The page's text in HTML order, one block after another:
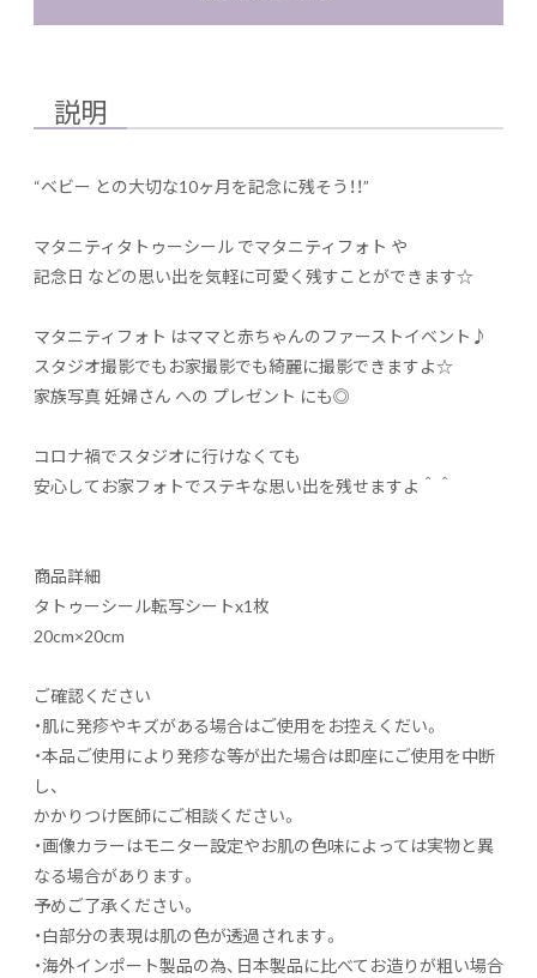
説明
“ベビー との大切な10ヶ月を記念に残そう！！”
マタニティタトゥーシール でマタニティフォト や
記念日 などの思い出を気軽に可愛く残すことができます☆
マタニティフォト はママと赤ちゃんのファーストイベント♪
スタジオ撮影でもお家撮影でも綺麗に撮影できますよ☆
家族写真 妊婦さん への プレゼント にも◎
コロナ禍でスタジオに行けなくても
安心してお家フォトでステキな思い出を残せますよ＾＾
商品詳細
タトゥーシール転写シートx1枚
20cm×20cm
ご確認ください
・肌に発疹やキズがある場合はご使用をお控えくだい。
・本品ご使用により発疹な等が出た場合は即座にご使用を中断
し、
かかりつけ医師にご相談ください。
・画像カラーはモニター設定やお肌の色味によっては実物と異
なる場合があります。
予めご了承ください。
・白部分の表現は肌の色が透過されます。
・海外インポート製品の為、日本製品に比べてお造りが粗い場合